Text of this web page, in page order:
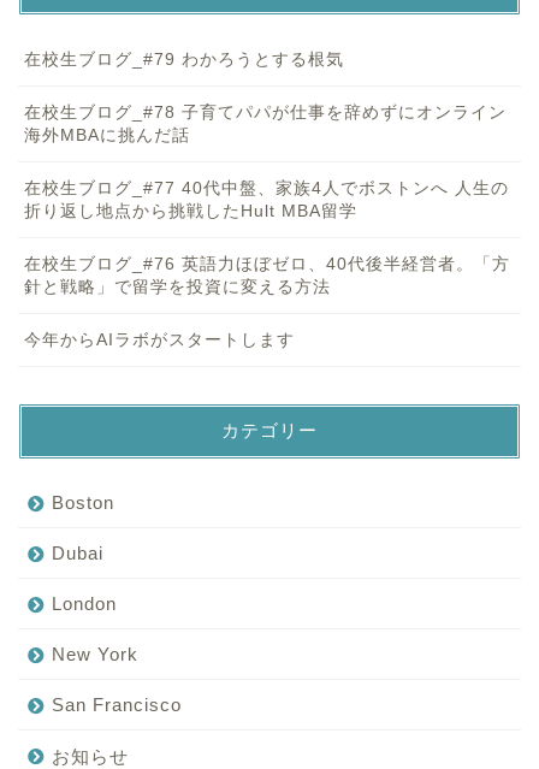
在校生ブログ_#79 わかろうとする根気
在校生ブログ_#78 子育てパパが仕事を辞めずにオンライン
海外MBAに挑んだ話
在校生ブログ_#77 40代中盤、家族4人でボストンへ 人生の
折り返し地点から挑戦したHult MBA留学
在校生ブログ_#76 英語力ほぼゼロ、40代後半経営者。「方
針と戦略」で留学を投資に変える方法
今年からAIラボがスタートします
カテゴリー
Boston
Dubai
London
New York
San Francisco
お知らせ